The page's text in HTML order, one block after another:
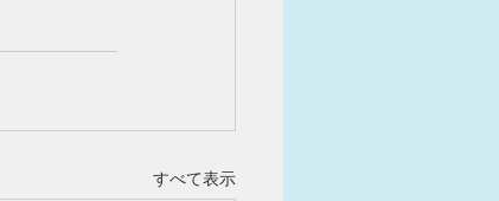
すべて表示